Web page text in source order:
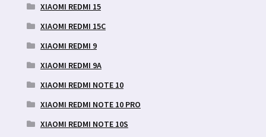
XIAOMI REDMI 15
XIAOMI REDMI 15C
XIAOMI REDMI 9
XIAOMI REDMI 9A
XIAOMI REDMI NOTE 10
XIAOMI REDMI NOTE 10 PRO
XIAOMI REDMI NOTE 10S